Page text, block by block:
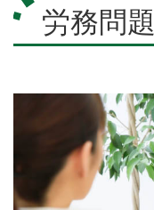
労務問題